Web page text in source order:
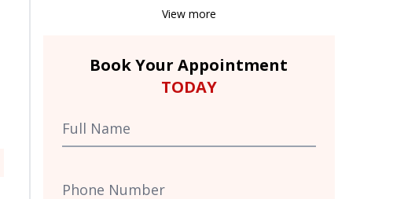
View more
Book Your Appointment
TODAY